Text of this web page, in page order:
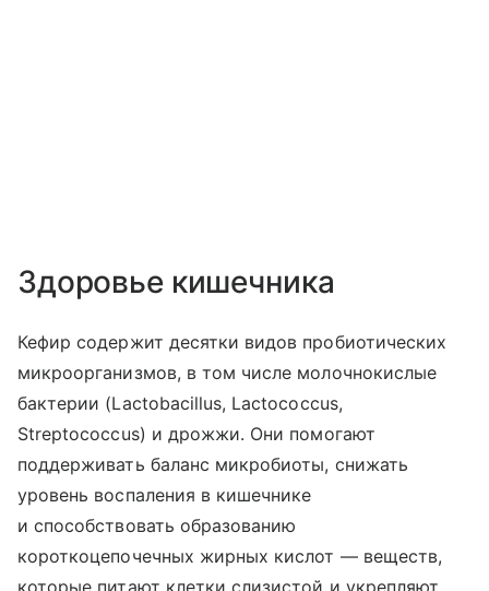
Здоровье кишечника
Кефир содержит десятки видов пробиотических
микроорганизмов, в том числе молочнокислые
бактерии (Lactobacillus, Lactococcus,
Streptococcus) и дрожжи. Они помогают
поддерживать баланс микробиоты, снижать
уровень воспаления в кишечнике
и способствовать образованию
короткоцепочечных жирных кислот — веществ,